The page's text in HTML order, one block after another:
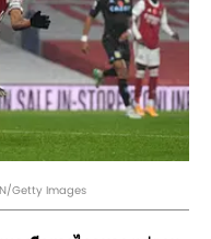
Getty Images